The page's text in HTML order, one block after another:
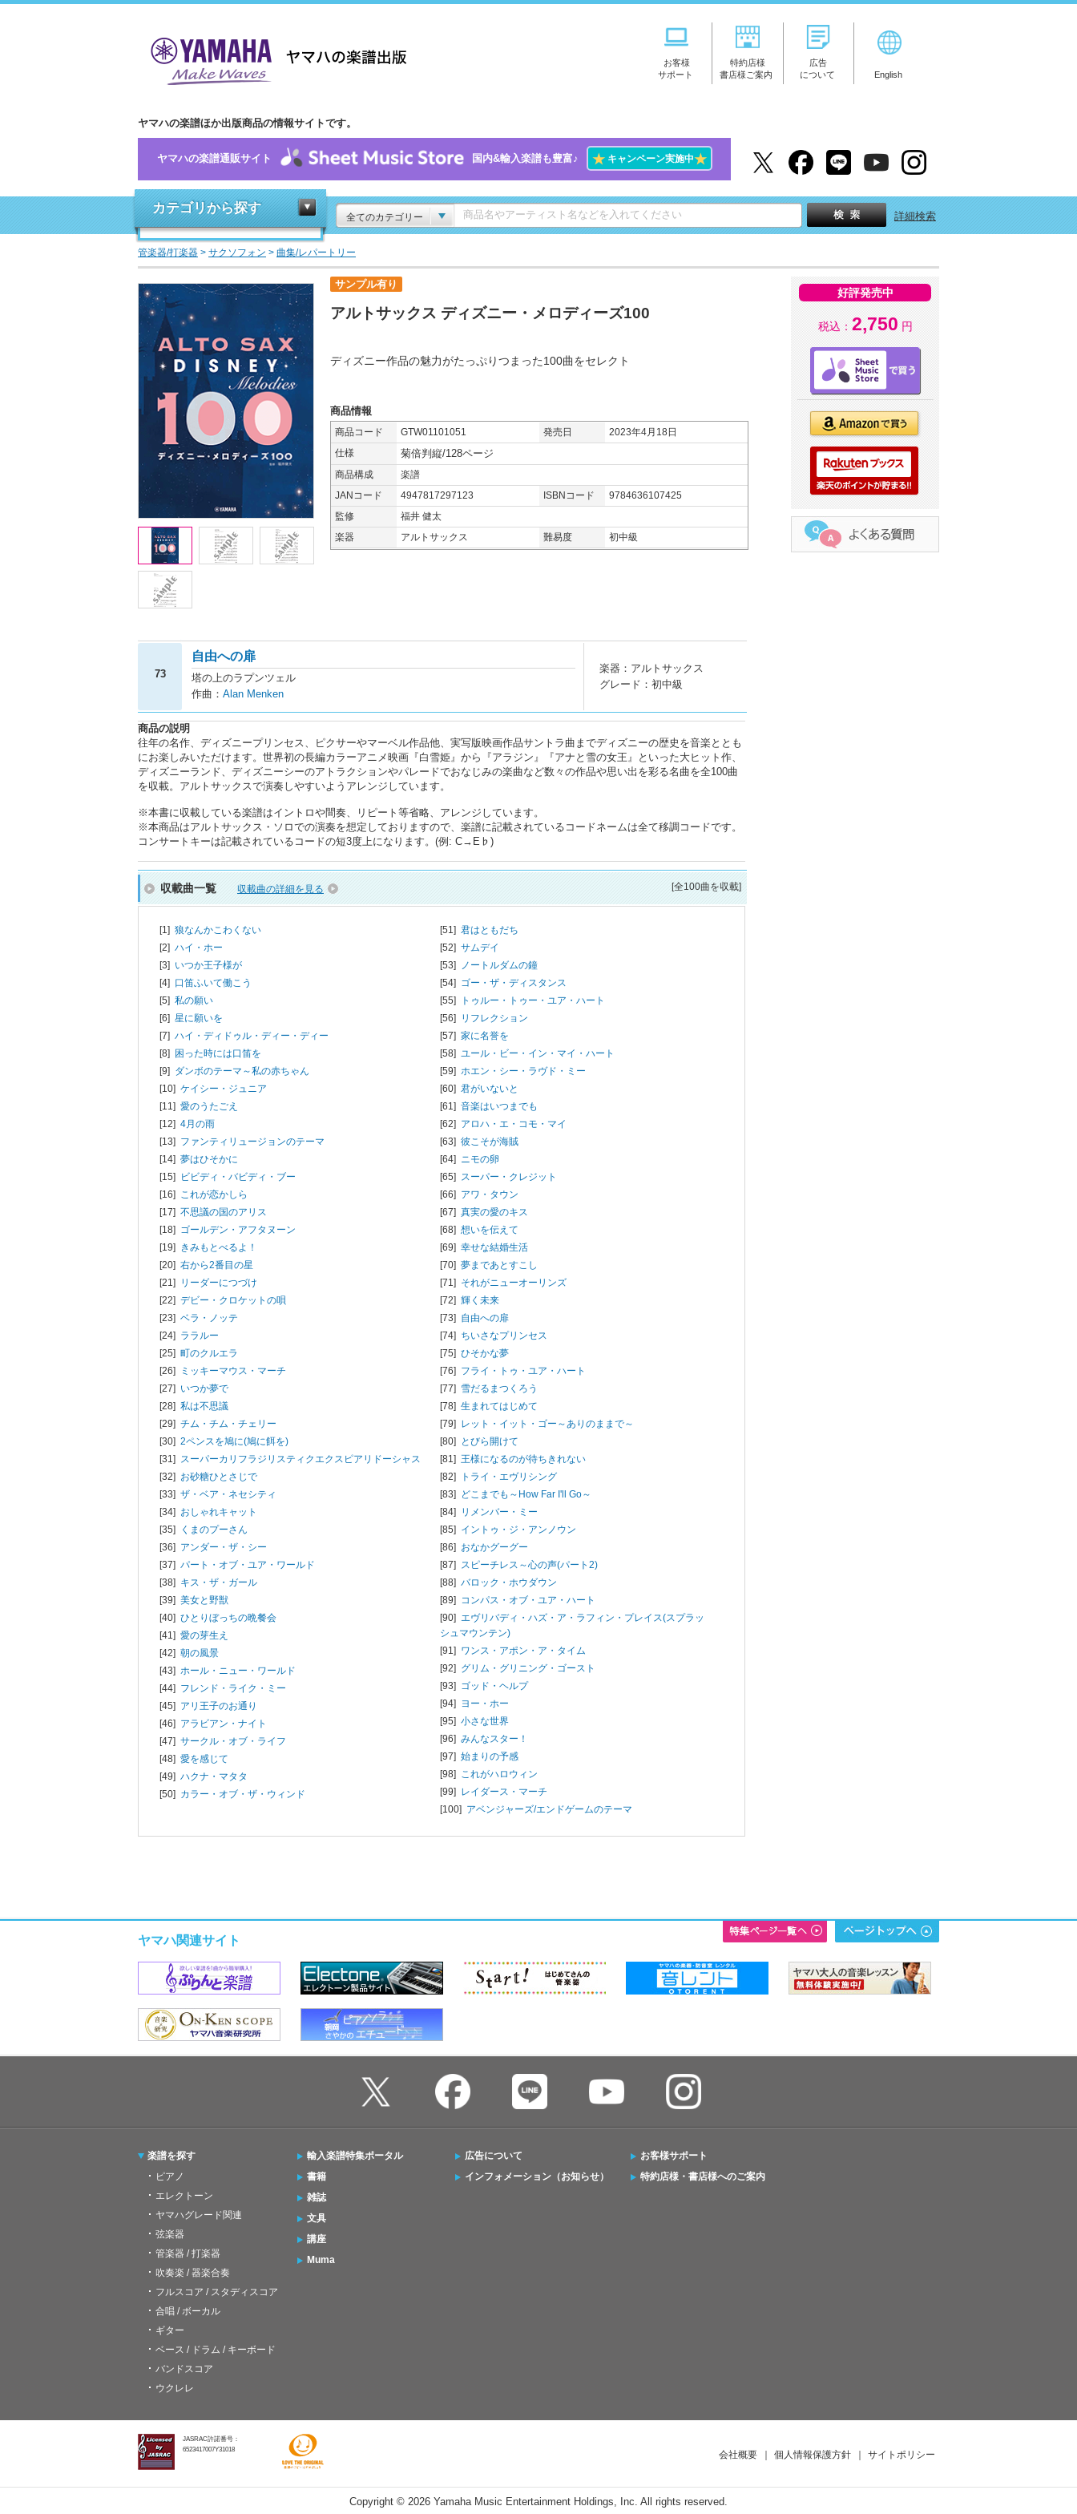
お客様
サポート
特約店様
書店様ご案内
広告
について
English
ヤマハの楽譜ほか出版商品の情報サイトです。
ヤマハの楽譜通販サイト 国内&輸入楽譜も豊富♪ ★キャンペーン実施中★
カテゴリから探す
全てのカテゴリー 詳細検索
管楽器/打楽器 > サクソフォン > 曲集/レパートリー
サンプル有り
アルトサックス ディズニー・メロディーズ100
ディズニー作品の魅力がたっぷりつまった100曲をセレクト
商品情報
商品コード GTW01101051 発売日
2023年4月18日
仕様
菊倍判縦/128ページ
商品構成
楽譜
JANコード
4947817297123 ISBNコード
9784636107425
監修
福井 健太
楽器
アルトサックス 難易度 初中級
73
自由への扉
塔の上のラプンツェル
作曲： Alan Menken
楽器：アルトサックス
グレード：初中級
商品の説明
往年の名作、ディズニープリンセス、ピクサーやマーベル作品他、実写版映画作品サントラ曲までディズニーの歴史を音楽ととも
にお楽しみいただけます。世界初の長編カラーアニメ映画『白雪姫』から『アラジン』『アナと雪の女王』といった大ヒット作、
ディズニーランド、ディズニーシーのアトラクションやパレードでおなじみの楽曲など数々の作品や思い出を彩る名曲を全100曲
を収載。アルトサックスで演奏しやすいようアレンジしています。
※本書に収載している楽譜はイントロや間奏、リピート等省略、アレンジしています。
※本商品はアルトサックス・ソロでの演奏を想定しておりますので、楽譜に記載されているコードネームは全て移調コードです。
コンサートキーは記載されているコードの短3度上になります。(例: C→E♭)
収載曲一覧 収載曲の詳細を見る [全100曲を収載]
[1] 狼なんかこわくない
[2] ハイ・ホー
[3] いつか王子様が
[4] 口笛ふいて働こう
[5] 私の願い
[6] 星に願いを
[7] ハイ・ディドゥル・ディー・ディー
[8] 困った時には口笛を
[9] ダンボのテーマ～私の赤ちゃん
[10] ケイシー・ジュニア
[11] 愛のうたごえ
[12] 4月の雨
[13] ファンティリュージョンのテーマ
[14] 夢はひそかに
[15] ビビディ・バビディ・ブー
[16] これが恋かしら
[17] 不思議の国のアリス
[18] ゴールデン・アフタヌーン
[19] きみもとべるよ！
[20] 右から2番目の星
[21] リーダーにつづけ
[22] デビー・クロケットの唄
[23] ベラ・ノッテ
[24] ララルー
[25] 町のクルエラ
[26]
ミッキーマウス・マーチ
[27] いつか夢で
[28] 私は不思議
[29] チム・チム・チェリー
[30] 2ペンスを鳩に(鳩に餌を)
[31] スーパーカリフラジリスティクエクスピアリドーシャス
[32] お砂糖ひとさじで
[33] ザ・ベア・ネセシティ
[34] おしゃれキャット
[35]
くまのプーさん
[36] アンダー・ザ・シー
[37] パート・オブ・ユア・ワールド
[38] キス・ザ・ガール
[39] 美女と野獣
[40] ひとりぼっちの晩餐会
[41] 愛の芽生え
[42] 朝の風景
[43] ホール・ニュー・ワールド
[44] フレンド・ライク・ミー
[45] アリ王子のお通り
[46] アラビアン・ナイト
[47] サークル・オブ・ライフ
[48] 愛を感じて
[49] ハクナ・マタタ
[50] カラー・オブ・ザ・ウィンド
[51] 君はともだち
[52] サムデイ
[53] ノートルダムの鐘
[54] ゴー・ザ・ディスタンス
[55]
トゥルー・トゥー・ユア・ハート
[56] リフレクション
[57] 家に名誉を
[58] ユール・ビー・イン・マイ・ハート
[59] ホエン・シー・ラヴド・ミー
[60] 君がいないと
[61] 音楽はいつまでも
[62] アロハ・エ・コモ・マイ
[63] 彼こそが海賊
[64] ニモの卵
[65] スーパー・クレジット
[66] アワ・タウン
[67] 真実の愛のキス
[68] 想いを伝えて
[69] 幸せな結婚生活
[70] 夢まであとすこし
[71] それがニューオーリンズ
[72] 輝く未来
[73] 自由への扉
[74] ちいさなプリンセス
[75] ひそかな夢
[76] フライ・トゥ・ユア・ハート
[77] 雪だるまつくろう
[78] 生まれてはじめて
[79] レット・イット・ゴー～ありのままで～
[80] とびら開けて
[81] 王様になるのが待ちきれない
[82]
トライ・エヴリシング
[83] どこまでも～How Far I'll Go～
[84] リメンバー・ミー
[85] イントゥ・ジ・アンノウン
[86] おなかグーグー
[87] スピーチレス～心の声(パート2)
[88] バロック・ホウダウン
[89] コンパス・オブ・ユア・ハート
[90] エヴリバディ・ハズ・ア・ラフィン・プレイス(スプラッ
シュマウンテン)
[91] ワンス・アポン・ア・タイム
[92] グリム・グリニング・ゴースト
[93] ゴッド・ヘルプ
[94] ヨー・ホー
[95] 小さな世界
[96] みんなスター！
[97] 始まりの予感
[98] これがハロウィン
[99] レイダース・マーチ
[100] アベンジャーズ/エンドゲームのテーマ
好評発売中
税込： 2,750 円
ヤマハ関連サイト
楽譜を探す
ピアノ
エレクトーン
ヤマハグレード関連
弦楽器
管楽器 / 打楽器
吹奏楽 / 器楽合奏
フルスコア / スタディスコア
合唱 / ボーカル
ギター
ベース / ドラム / キーボード
バンドスコア
ウクレレ
輸入楽譜特集ポータル
書籍
雑誌
文具
講座
Muma
広告について
インフォメーション（お知らせ）
お客様サポート
特約店様・書店様へのご案内
JASRAC許諾番号：
6523417007Y31018
会社概要 ｜ 個人情報保護方針 ｜ サイトポリシー
Copyright © 2026 Yamaha Music Entertainment Holdings, Inc. All rights reserved.